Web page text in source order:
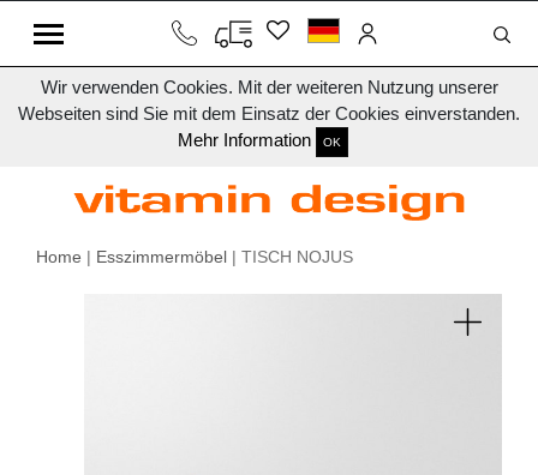
Wir verwenden Cookies. Mit der weiteren Nutzung unserer
Webseiten sind Sie mit dem Einsatz der Cookies einverstanden.
Mehr Information
OK
Home | Esszimmermöbel | TISCH NOJUS